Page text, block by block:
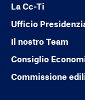
La Cc-Ti
Ufficio
Il nostro Team
Consiglio
Commissione